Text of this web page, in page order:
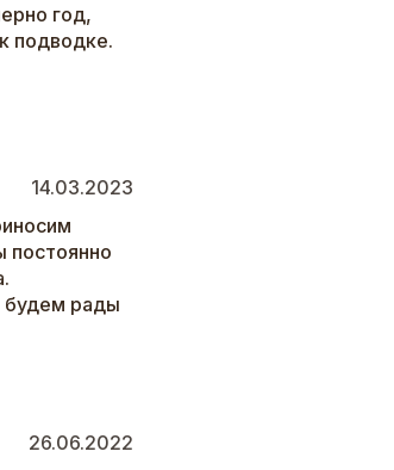
год,
подводке.
14.03.2023
постоянно
будем рады
26.06.2022